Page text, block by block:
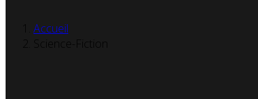
Accueil
Science-Fiction